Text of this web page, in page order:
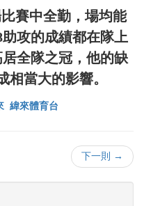
賽中全勤，場均能
助攻的成績都在隊上
全隊之冠，他的缺
相當大的影響。
緯來體育台
下一則 →